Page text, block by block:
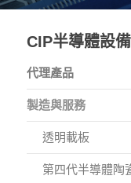
CIP半導體設
代理產品
製造與服務
透明載板
第四代半導體陶